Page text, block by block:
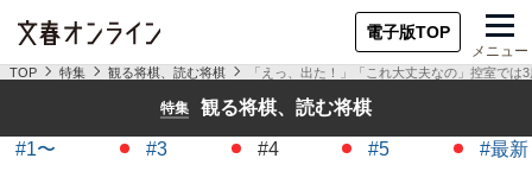
電子版TOP
メニュー
TOP 特集 観る将棋、読む将棋 「えっ、出た！」「これ大丈夫なの」控室で
特集 観る将棋、読む将棋
#1〜 #3 #4 #5 #最新